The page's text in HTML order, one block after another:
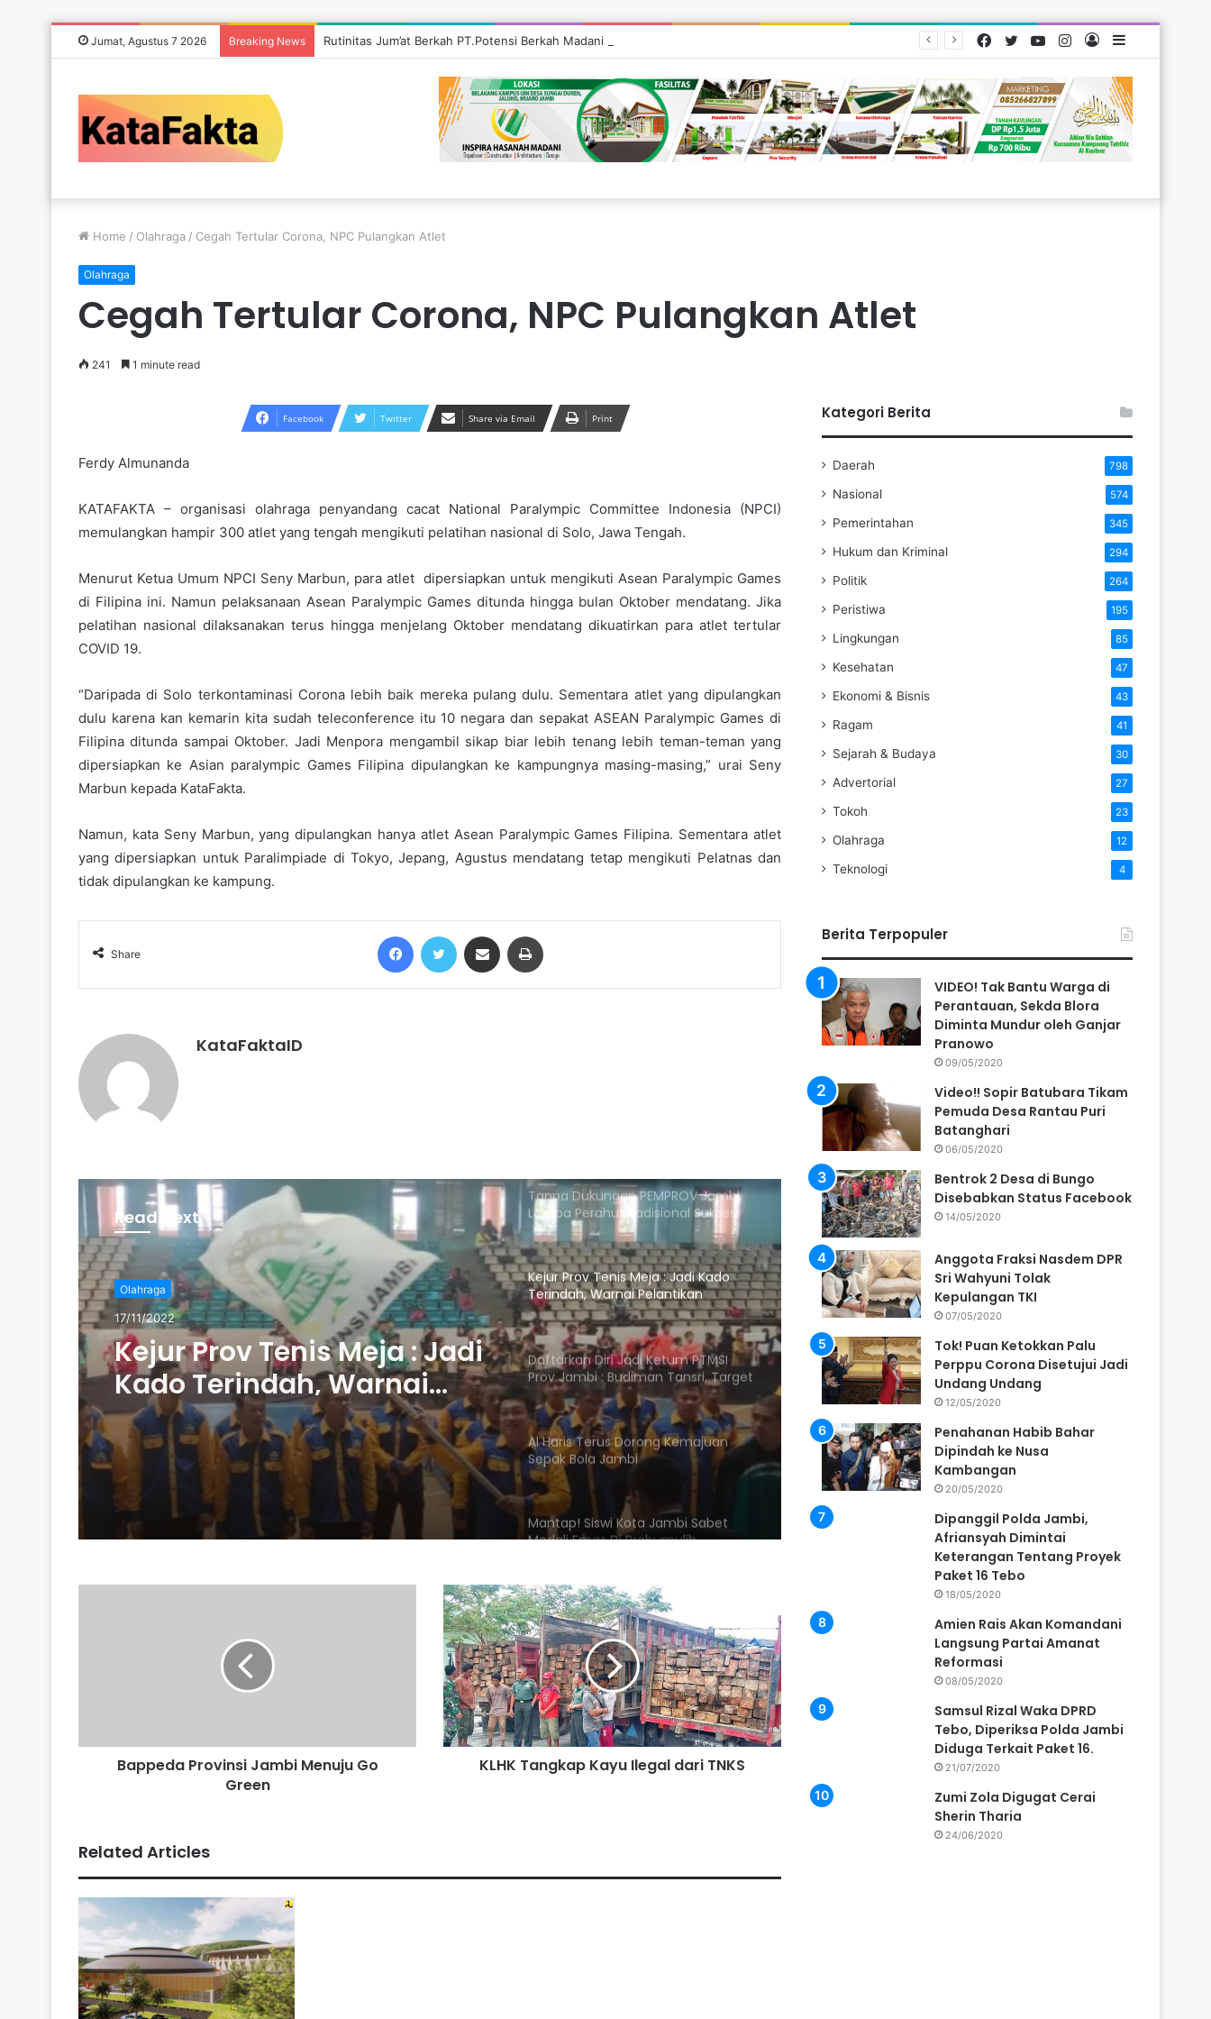
Jumat, Agustus 7 2026 Breaking News Rutinitas Jum’at Berkah PT.Potensi Berkah Madani di Tebo, Salurkan Bantuan ke Masyarakat
Log
Instagram
YouTube
Twitter
Facebook
Home / Olahraga / Cegah Tertular Corona, NPC Pulangkan Atlet
Olahraga
Cegah Tertular Corona, NPC Pulangkan Atlet
241 1 minute read
Facebook Twitter Share via Email Print
Ferdy Almunanda
KATAFAKTA – organisasi olahraga penyandang cacat National Paralympic Committee Indonesia (NPCI)
memulangkan hampir 300 atlet yang tengah mengikuti pelatihan nasional di Solo, Jawa Tengah.
Menurut Ketua Umum NPCI Seny Marbun, para atlet dipersiapkan untuk mengikuti Asean Paralympic Games
di Filipina ini. Namun pelaksanaan Asean Paralympic Games ditunda hingga bulan Oktober mendatang. Jika
pelatihan nasional dilaksanakan terus hingga menjelang Oktober mendatang dikuatirkan para atlet tertular
COVID 19.
“Daripada di Solo terkontaminasi Corona lebih baik mereka pulang dulu. Sementara atlet yang dipulangkan
dulu karena kan kemarin kita sudah teleconference itu 10 negara dan sepakat ASEAN Paralympic Games di
Filipina ditunda sampai Oktober. Jadi Menpora mengambil sikap biar lebih tenang lebih teman-teman yang
dipersiapkan ke Asian paralympic Games Filipina dipulangkan ke kampungnya masing-masing,” urai Seny
Marbun kepada KataFakta.
Namun, kata Seny Marbun, yang dipulangkan hanya atlet Asean Paralympic Games Filipina. Sementara atlet
yang dipersiapkan untuk Paralimpiade di Tokyo, Jepang, Agustus mendatang tetap mengikuti Pelatnas dan
tidak dipulangkan ke kampung.
Share
KataFaktaID
Read Next
Olahraga
17/11/2022
Kejur Prov Tenis Meja : Jadi
Kado Terindah, Warnai
Pelantikan Budiman Tansri
Nahkodai PTMSI Jambi
Mantap! Siswi Kota Jambi Sabet
Medali Emas Di Prabumulih
Pemprov Jambi Kemungkinan Akan
Hapus Anggaran Kontingen ke PON
Tanpa Dukungan PEMPROV Jambi,
Lomba Perahu Tradisional Sukses
Kejur Prov Tenis Meja : Jadi Kado
Terindah, Warnai Pelantikan
Budiman Tansri Nahkodai PTMSI
Jambi
Daftarkan Diri Jadi Ketum PTMSI
Prov Jambi : Budiman Tansri, Target
Lolos Pon Aceh & Sumatra
Al Haris Terus Dorong Kemajuan
Sepak Bola Jambi
Mantap! Siswi Kota Jambi Sabet
Medali Emas Di Prabumulih
Bikin Haru. Tim Basket Putri Jambi
Absen Di PON XX Papua
Bupati Jajani 6 Atlet PON XX Papua
2021, Beri 60 Juta!
Pemprov Jambi Kemungkinan Akan
Bappeda Provinsi Jambi Menuju Go
Green
KLHK Tangkap Kayu Ilegal dari TNKS
Related Articles
Kategori Berita
Daerah 798
Nasional 574
Pemerintahan 345
Hukum dan Kriminal 294
Politik 264
Peristiwa 195
Lingkungan 85
Kesehatan 47
Ekonomi & Bisnis 43
Ragam 41
Sejarah & Budaya 30
Advertorial 27
Tokoh 23
Olahraga 12
Teknologi 4
Berita Terpopuler
VIDEO! Tak Bantu Warga di
Perantauan, Sekda Blora
Diminta Mundur oleh Ganjar
Pranowo
09/05/2020
Video!! Sopir Batubara Tikam
Pemuda Desa Rantau Puri
Batanghari
06/05/2020
Bentrok 2 Desa di Bungo
Disebabkan Status Facebook
14/05/2020
Anggota Fraksi Nasdem DPR
Sri Wahyuni Tolak
Kepulangan TKI
07/05/2020
Tok! Puan Ketokkan Palu
Perppu Corona Disetujui Jadi
Undang Undang
12/05/2020
Penahanan Habib Bahar
Dipindah ke Nusa
Kambangan
20/05/2020
Dipanggil Polda Jambi,
Afriansyah Dimintai
Keterangan Tentang Proyek
Paket 16 Tebo
18/05/2020
Amien Rais Akan Komandani
Langsung Partai Amanat
Reformasi
08/05/2020
Samsul Rizal Waka DPRD
Tebo, Diperiksa Polda Jambi
Diduga Terkait Paket 16.
21/07/2020
Zumi Zola Digugat Cerai
Sherin Tharia
24/06/2020